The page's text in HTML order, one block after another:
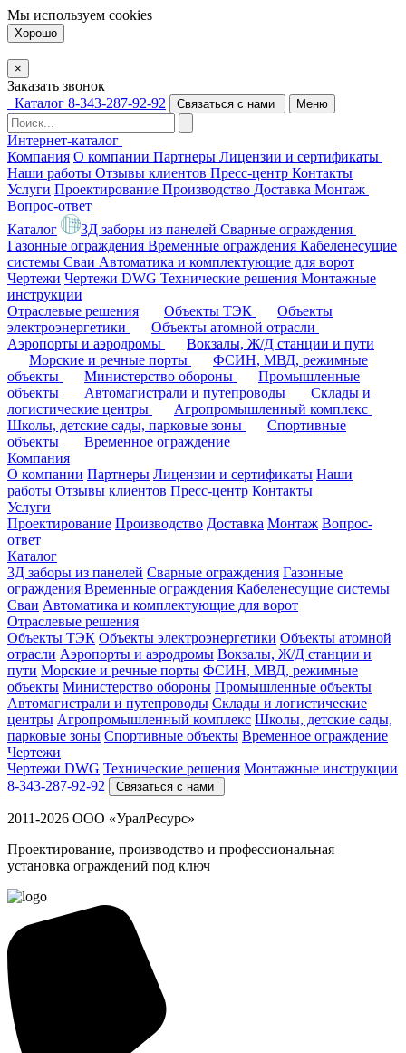
Мы используем cookies
Хорошо
×
Заказать звонок
Каталог 8-343-287-92-92 Связаться с нами Меню
Интернет-каталог
Компания О компании Партнеры Лицензии и сертификаты
Наши работы Отзывы клиентов Пресс-центр Контакты
Услуги Проектирование Производство Доставка Монтаж
Вопрос-ответ
Каталог
3Д заборы из панелей Сварные ограждения
Газонные ограждения Временные ограждения Кабеленесущие
системы Cваи Автоматика и комплектующие для ворот
Чертежи Чертежи DWG Технические решения Монтажные
инструкции
Отраслевые решения
Объекты ТЭК
Объекты
электроэнергетики
Объекты атомной отрасли
Аэропорты и аэродромы
Вокзалы, Ж/Д станции и пути
Морские и речные порты
ФСИН, МВД, режимные
объекты
Министерство обороны
Промышленные
объекты
Автомагистрали и путепроводы
Склады и
логистические центры
Агропромышленный комплекс
Школы, детские сады, парковые зоны
Спортивные
объекты
Временное ограждение
Компания
О компании Партнеры Лицензии и сертификаты Наши
работы Отзывы клиентов Пресс-центр Контакты
Услуги
Проектирование Производство Доставка Монтаж Вопрос-
ответ
Каталог
3Д заборы из панелей Сварные ограждения Газонные
ограждения Временные ограждения Кабеленесущие системы
Cваи Автоматика и комплектующие для ворот
Отраслевые решения
Объекты ТЭК Объекты электроэнергетики Объекты атомной
отрасли Аэропорты и аэродромы Вокзалы, Ж/Д станции и
пути Морские и речные порты ФСИН, МВД, режимные
объекты Министерство обороны Промышленные объекты
Автомагистрали и путепроводы Склады и логистические
центры Агропромышленный комплекс Школы, детские сады,
парковые зоны Спортивные объекты Временное ограждение
Чертежи
Чертежи DWG Технические решения Монтажные инструкции
8-343-287-92-92
Связаться с нами
2011-2026 ООО «УралРесурс»
Проектирование, производство и профессиональная
установка ограждений под ключ